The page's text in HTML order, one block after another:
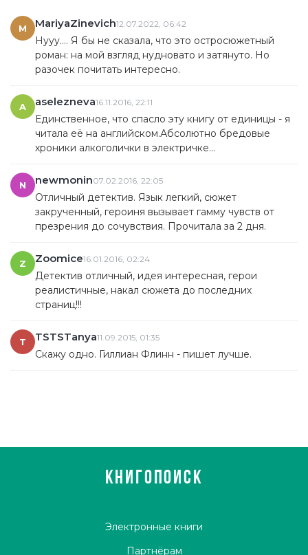
M MariyaZinevich12.07.2022, 06:42
Нууу…. Я бы не сказала, что это остросюжетный
роман: на мой взгляд нудновато и затянуто. Но
разочек почитать интересно.
A aselezneva16.11.2016, 22:11
Единственное, что спасло эту книгу от единицы - я
читала её на английском.Абсолютно бредовые
хроники алкоголички в электричке...
N newmonin07.02.2016, 22:05
Отличный детектив. Язык легкий, сюжет
закрученный, героиня вызывает гамму чувств от
презрения до сочувствия. Прочитала за 2 дня.
Z Zoomice16.01.2016, 02:24
Детектив отличный, идея интересная, герои
реалистичные, накал сюжета до последних
страниц!!!
T TSTSTanya11.09.2015, 01:35
Скажу одно. Гиллиан Флинн - пишет лучше.
КНИГОПОИСК
Электронные книги
Партнёрам